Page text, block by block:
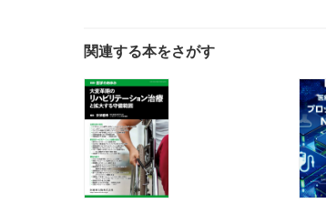
関連する本をさがす